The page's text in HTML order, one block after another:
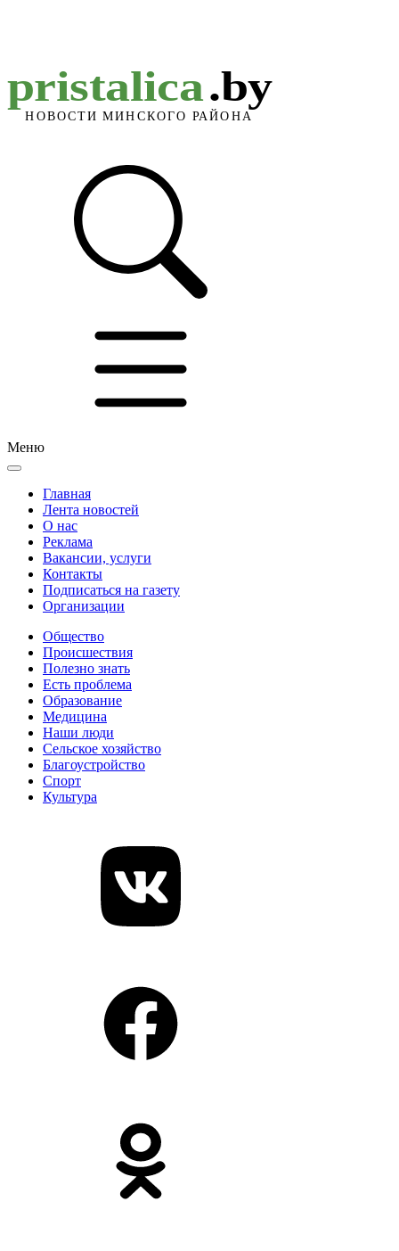
Меню
Главная
Лента новостей
О нас
Реклама
Вакансии, услуги
Контакты
Подписаться на газету
Организации
Общество
Происшествия
Полезно знать
Есть проблема
Образование
Медицина
Наши люди
Сельское хозяйство
Благоустройство
Спорт
Культура